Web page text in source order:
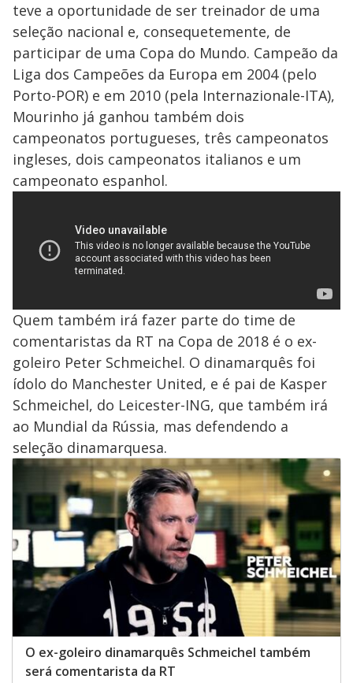
teve a oportunidade de ser treinador de uma
seleção nacional e, consequetemente, de
participar de uma Copa do Mundo. Campeão da
Liga dos Campeões da Europa em 2004 (pelo
Porto-POR) e em 2010 (pela Internazionale-ITA),
Mourinho já ganhou também dois
campeonatos portugueses, três campeonatos
ingleses, dois campeonatos italianos e um
campeonato espanhol.
Quem também irá fazer parte do time de
comentaristas da RT na Copa de 2018 é o ex-
goleiro Peter Schmeichel. O dinamarquês foi
ídolo do Manchester United, e é pai de Kasper
Schmeichel, do Leicester-ING, que também irá
ao Mundial da Rússia, mas defendendo a
seleção dinamarquesa.
O ex-goleiro dinamarquês Schmeichel também
será comentarista da RT